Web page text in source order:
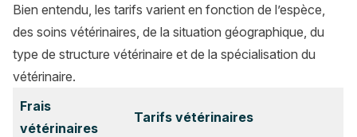
Bien entendu, les tarifs varient en fonction de l’espèce,
des soins vétérinaires, de la situation géographique, du
type de structure vétérinaire et de la spécialisation du
vétérinaire.
Frais
vétérinaires
Tarifs vétérinaires